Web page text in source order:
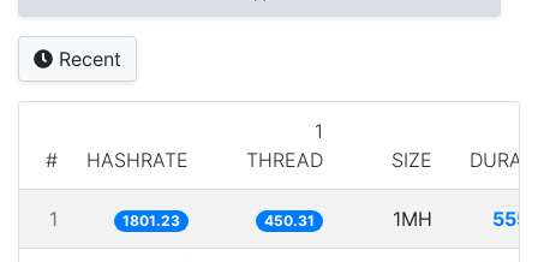
Recent
# HASHRATE
1
THREAD
SIZE
1 1801.23 450.31 1MH